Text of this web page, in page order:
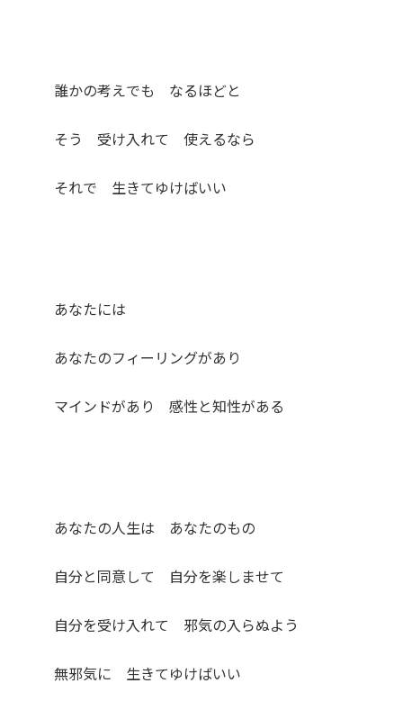
誰かの考えでも なるほどと
そう 受け入れて 使えるなら
それで 生きてゆけばいい
あなたには
あなたのフィーリングがあり
マインドがあり 感性と知性がある
あなたの人生は あなたのもの
自分と同意して 自分を楽しませて
自分を受け入れて 邪気の入らぬよう
無邪気に 生きてゆけばいい